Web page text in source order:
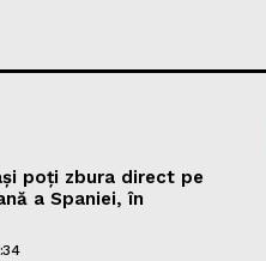
poți zbura direct pe
a Spaniei, în